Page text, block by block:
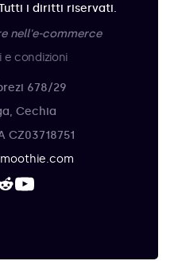
i diritti riservati.
nell'e-commerce
e condizioni
678/29
Cechia
CZ03718751